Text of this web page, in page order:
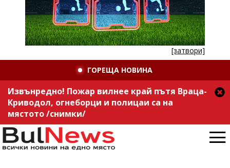
[затвори]
ГОРЕЩА НОВИНА
Извънредно! Пожар вилнее край пътя Враца-
Криводол, огнеборци и полицаи са на
мястото /снимки/